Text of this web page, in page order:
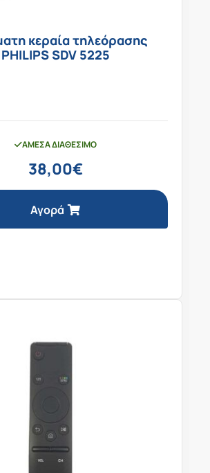
κεραία τηλεόρασης
PHILIPS SDV 5225
ΆΜΕΣΑ ΔΙΑΘΈΣΙΜΟ
38,00€
Αγορά